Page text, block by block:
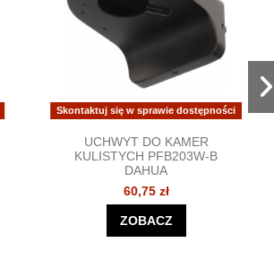
Skontaktuj się w sprawie dostępności
UCHWYT DO KAMER
KULISTYCH PFB203W-B
DAHUA
60,75 zł
ZOBACZ